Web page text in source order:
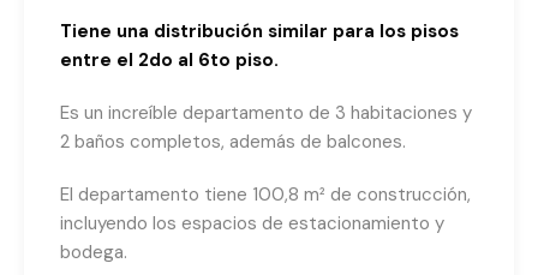
Tiene una distribución similar para los pisos
entre el 2do al 6to piso.
Es un increíble departamento de 3 habitaciones y
2 baños completos, además de balcones.
El departamento tiene 100,8 m² de construcción,
incluyendo los espacios de estacionamiento y
bodega.